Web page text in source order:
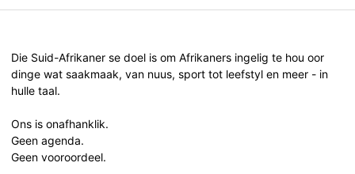
Die Suid-Afrikaner se doel is om Afrikaners ingelig te hou oor
dinge wat saakmaak, van nuus, sport tot leefstyl en meer - in
hulle taal.
Ons is onafhanklik.
Geen agenda.
Geen vooroordeel.